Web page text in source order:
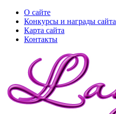
О сайте
Конкурсы и награды сайта
Карта сайта
Контакты